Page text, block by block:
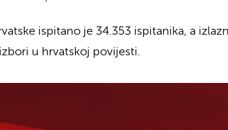
ispitano je 34.353 ispitanika, a
u hrvatskoj povijesti.